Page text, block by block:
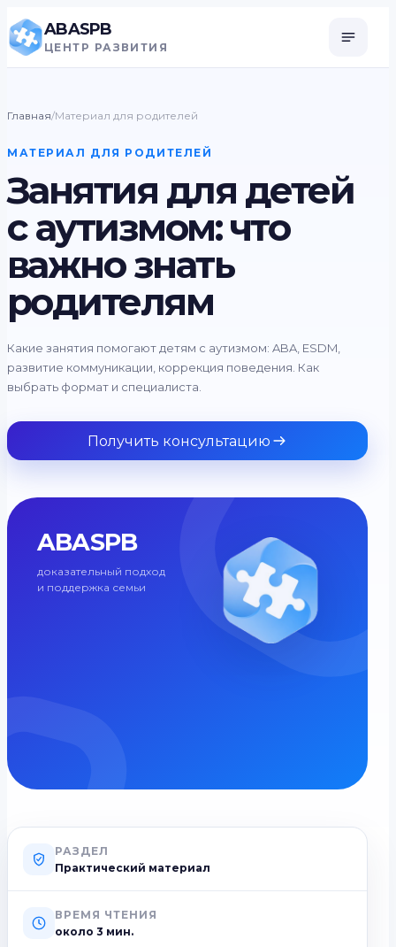
ABASPB
ЦЕНТР РАЗВИТИЯ
Главная/Материал для родителей
МАТЕРИАЛ ДЛЯ РОДИТЕЛЕЙ
Занятия для детей
с аутизмом: что
важно знать
родителям
Какие занятия помогают детям с аутизмом: ABA, ESDM,
развитие коммуникации, коррекция поведения. Как
выбрать формат и специалиста.
Получить консультацию
ABASPB
доказательный подход
и поддержка семьи
РАЗДЕЛ
Практический материал
ВРЕМЯ ЧТЕНИЯ
около 3 мин.